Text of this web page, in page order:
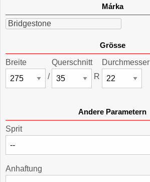
Márka
Bridgestone
Grösse
Breite
/
Querschnitt
R
Durchmesser
Andere Parametern
Sprit
Anhaftung